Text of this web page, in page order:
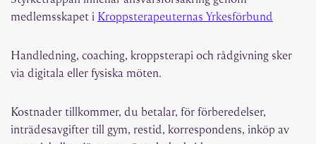
medlemsskapet i Kroppsterapeuternas Yrkesförbund
Handledning, coaching, kroppsterapi och rådgivning sker
via digitala eller fysiska möten.
Kostnader tillkommer, du betalar, för förberedelser,
inträdesavgifter till gym, restid, korrespondens, inköp av